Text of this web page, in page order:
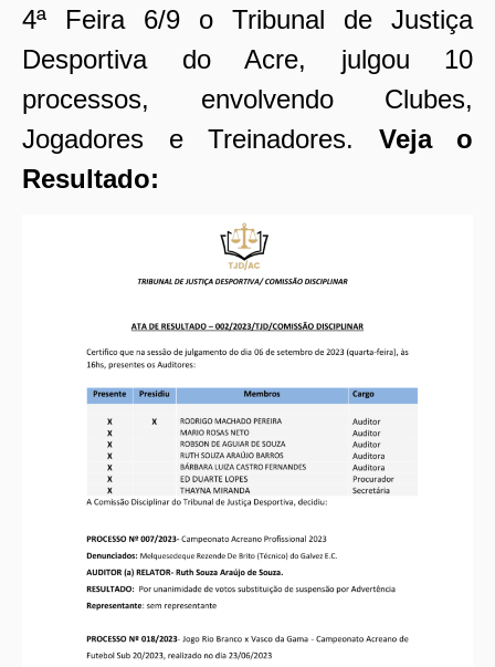
4ª Feira 6/9 o Tribunal de Justiça
Desportiva do Acre, julgou 10
processos, envolvendo Clubes,
Jogadores e Treinadores. Veja o
Resultado: